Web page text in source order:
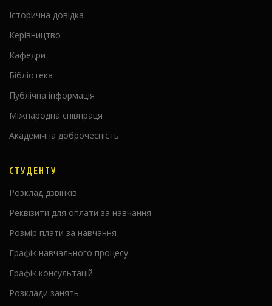
Історична довідка
Керівництво
Кафедри
Бібліотека
Публічна інформація
Міжнародна співпраця
Академічна доброчесність
СТУДЕНТУ
Розклад дзвінків
Реквізити для оплати за навчання
Розмір плати за навчання
Графік навчального процесу
Графік консультацій
Розклади занять